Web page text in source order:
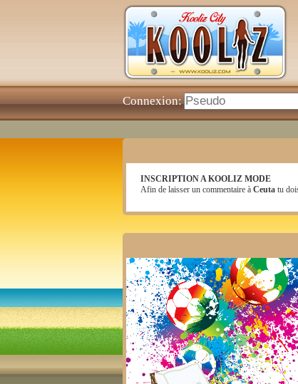
Connexion:
INSCRIPTION A KOOLIZ MODE
Afin de laisser un commentaire à Ceuta tu
nouvelle piece